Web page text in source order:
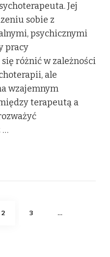
Jej
sobie z
psychicznymi
pracy
różnić w zależności
ale
wzajemnym
terapeutą a
…
STRONA
2 STRONA
3 …